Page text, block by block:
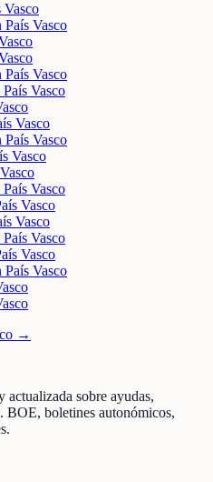
País Vasco
País Vasco
Vasco
Vasco
País Vasco
Vasco
Vasco
Vasco
Vasco
Vasco
Vasco
País Vasco
→
sobre ayudas,
BOE, boletines autonómicos,